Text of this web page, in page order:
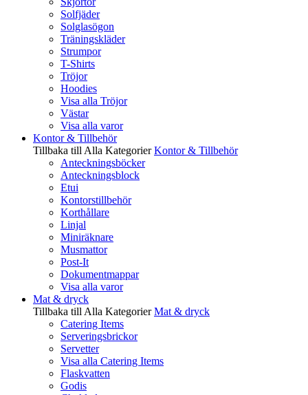
Solfjäder
Solglasögon
Träningskläder
Strumpor
T-Shirts
Tröjor
Hoodies
Visa alla Tröjor
Västar
Visa alla varor
Kontor & Tillbehör
Tillbaka till Alla Kategorier Kontor & Tillbehör
Anteckningsböcker
Anteckningsblock
Etui
Kontorstillbehör
Korthållare
Linjal
Miniräknare
Musmattor
Post-It
Dokumentmappar
Visa alla varor
Mat & dryck
Tillbaka till Alla Kategorier Mat & dryck
Catering Items
Serveringsbrickor
Servetter
Visa alla Catering Items
Flaskvatten
Godis